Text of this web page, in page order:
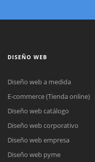
DISEÑO WEB
Diseño web a medida
E-commerce (Tienda online)
Diseño web catálogo
Diseño web corporativo
Diseño web empresa
Diseño web pyme